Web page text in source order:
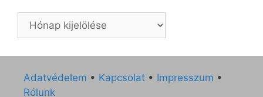
Archívum
Adatvédelem • Kapcsolat • Impresszum •
Rólunk